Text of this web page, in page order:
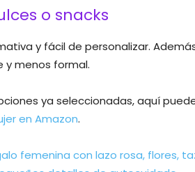
o snacks
y fácil de personalizar.
y menos formal.
ya seleccionadas, aquí
en Amazon.